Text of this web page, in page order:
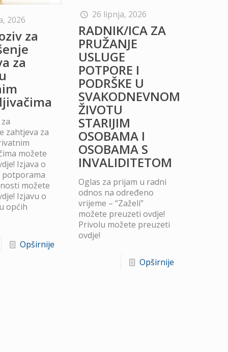
2026
za
za
zahtjeva za
možete
Izjava o
možete
Izjavu o
općih
Opširnije
26 lipnja, 2026
RADNIK/ICA ZA
PRUŽANJE
USLUGE
POTPORE I
PODRŠKE U
SVAKODNEVNOM
ŽIVOTU
STARIJIM
OSOBAMA I
OSOBAMA S
INVALIDITETOM
Oglas za prijam u radni
odnos na određeno
vrijeme – “Zaželi”
možete preuzeti ovdje!
Privolu možete preuzeti
ovdje!
Opširnije